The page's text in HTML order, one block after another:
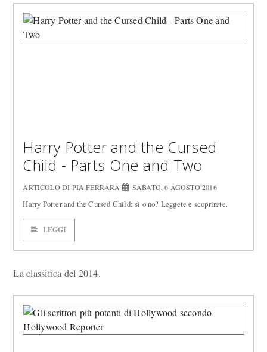
Harry Potter and the Cursed
Child - Parts One and Two
ARTICOLO DI PIA FERRARA SABATO, 6 AGOSTO 2016
Harry Potter and the Cursed Child: sì o no? Leggete e scoprirete.
LEGGI
La classifica del 2014.